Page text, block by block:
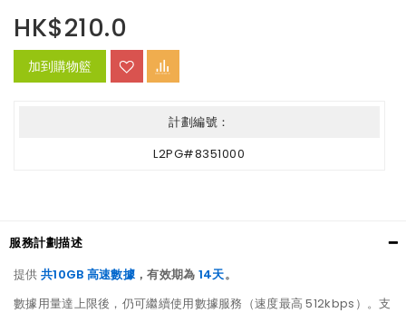
HK$210.0
加到購物籃
計劃編號：
L2PG#8351000
服務計劃描述
提供 共10GB 高速數據，有效期為 14天。
數據用量達上限後，仍可繼續使用數據服務（速度最高 512kbps）。支